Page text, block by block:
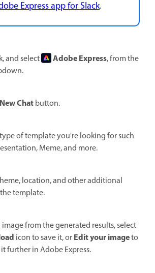
Express app for Slack.
and select Adobe Express, from the
New Chatbutton.
of template you're looking for such
Meme, and more.
location, and other additional
template.
image from the generated results, select
icon to save it, orEdit your imageto
further in Adobe Express.